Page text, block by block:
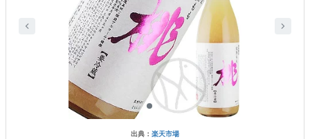
出典： 楽天市場